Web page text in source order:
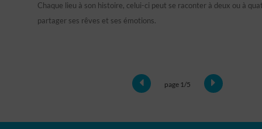
Chaque lieu à son histoire, celui-ci peut se raconter à deux ou à
partager ses rêves et ses émotions.
page 1/5